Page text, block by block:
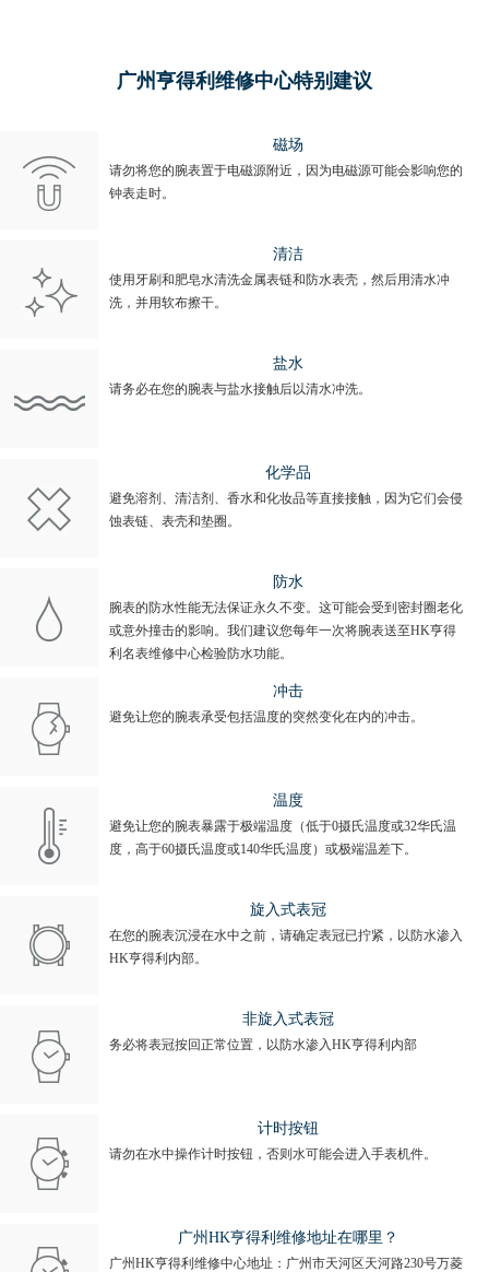
广州亨得利维修中心特别建议
磁场
请勿将您的腕表置于电磁源附近，因为电磁源可能会影响您的
钟表走时。
清洁
使用牙刷和肥皂水清洗金属表链和防水表壳，然后用清水冲
洗，并用软布擦干。
盐水
请务必在您的腕表与盐水接触后以清水冲洗。
化学品
避免溶剂、清洁剂、香水和化妆品等直接接触，因为它们会侵
蚀表链、表壳和垫圈。
防水
腕表的防水性能无法保证永久不变。这可能会受到密封圈老化
或意外撞击的影响。我们建议您每年一次将腕表送至HK亨得
利名表维修中心检验防水功能。
冲击
避免让您的腕表承受包括温度的突然变化在内的冲击。
温度
避免让您的腕表暴露于极端温度（低于0摄氏温度或32华氏温
度，高于60摄氏温度或140华氏温度）或极端温差下。
旋入式表冠
在您的腕表沉浸在水中之前，请确定表冠已拧紧，以防水渗入
HK亨得利内部。
非旋入式表冠
务必将表冠按回正常位置，以防水渗入HK亨得利内部
计时按钮
请勿在水中操作计时按钮，否则水可能会进入手表机件。
广州HK亨得利维修地址在哪里？
广州HK亨得利维修中心地址：广州市天河区天河路230号万菱